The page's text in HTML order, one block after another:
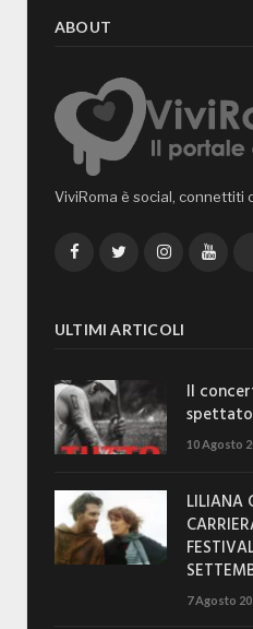
ABOUT
ViviRoma è social, connettiti
FacebookTwitterInstagram
ULTIMI ARTICOLI
Il
10 Agosto
LILIANA
7 Agosto